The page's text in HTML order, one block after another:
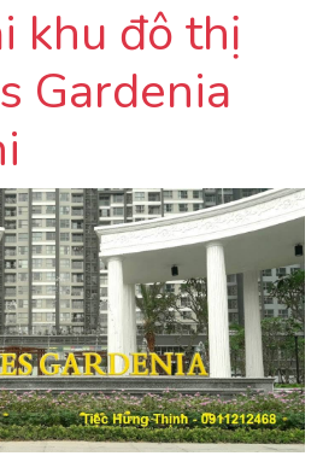
khu đô thị
Gardenia